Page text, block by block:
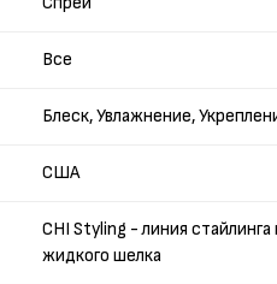
Все
Блеск, Увлажнение,
США
CHI Styling - линия
жидкого шелка